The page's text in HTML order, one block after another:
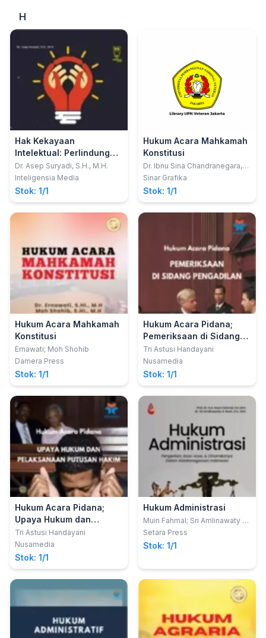
H
Hak Kekayaan
Intelektual: Perlindungan
dan Kepastian Hukum
dalam PendaftaranMerek
dengan Menggunakan
Sistem Konstitutif
Dr. Asep Suryadi, S.H., M.H.
Inteligensia Media
Stok: 1/1
Hukum Acara Mahkamah
Konstitusi
Dr. Ibnu Sina Chandranegara,
S.H., M.H.
Sinar Grafika
Stok: 1/1
Hukum Acara Mahkamah
Konstitusi
Ernawati; Moh Shohib
Damera Press
Stok: 1/1
Hukum Acara Pidana;
Pemeriksaan di Sidang
Pengadilan
Tri Astusi Handayani
Nusamedia
Stok: 1/1
Hukum Acara Pidana;
Upaya Hukum dan
Pelaksanaan Putusan
Hakim
Tri Astusi Handayani
Nusamedia
Stok: 1/1
Hukum Administrasi
Muin Fahmal; Sri Amlinawaty A
Muin
Setara Press
Stok: 1/1